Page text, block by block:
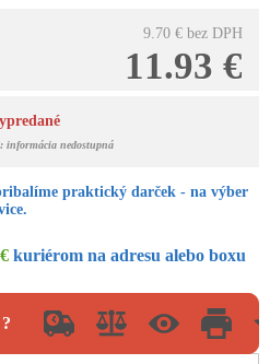
9.70 € bez DPH
11.93 €
informácia nedostupná
praktický darček - na výber
kuriérom na adresu alebo boxu
?